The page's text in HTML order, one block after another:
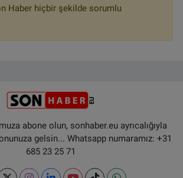
Haber hiçbir şekilde sorumlu
abone olun, sonhaber.eu ayrıcalığıyla
gelsin... Whatsapp numaramız: +31
685 23 25 71